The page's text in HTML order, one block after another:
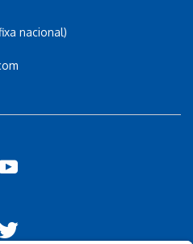
nacional)